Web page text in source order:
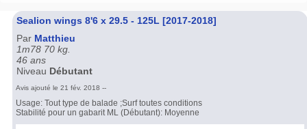
Sealion wings 8'6 x 29.5 - 125L [2017-2018]
Par Matthieu
1m78 70 kg.
46 ans
Niveau Débutant
Avis ajouté le 21 fév. 2018 --
Usage: Tout type de balade ;Surf toutes conditions
Stabilité pour un gabarit ML (Débutant): Moyenne